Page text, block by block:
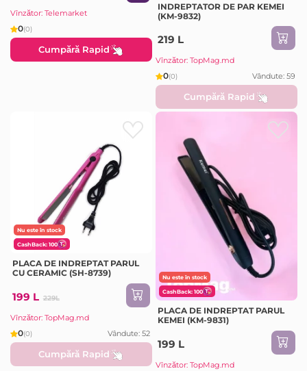
Vînzător: Telemarket
0(0)
Cumpără Rapid
INDREPTATOR DE PAR KEMEI
(KM-9832)
219 L
Vînzător: TopMag.md
0(0) Vândute: 59
Cumpără Rapid
Nu este în stock
CashBack: 100
PLACA DE INDREPTAT PARUL
CU CERAMIC (SH-8739)
199 L 229L
Vînzător: TopMag.md
0(0) Vândute: 52
Cumpără Rapid
Nu este în stock
CashBack: 100
PLACA DE INDREPTAT PARUL
KEMEI (KM-9831)
199 L
Vînzător: TopMag.md